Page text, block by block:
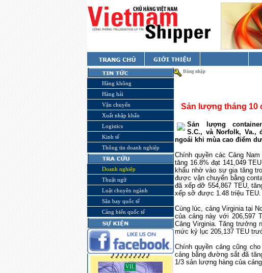
Hàng không
Hàng hải
Vận chuyển
Xuất nhập khẩu
Logistics
Kinh tế
Thông tin doanh nghiệp
Doanh nghiệp
Thuật ngữ
Luật chuyên ngành
Sân bay quốc tế
Cảng biển quốc tế
Đăng nhập
Sản lượng tháng 10
Sản lượng
S.C., và Norfolk,
ngoái khi mùa cao điểm
Chính quyền các Cảng
tăng 16.8% đạt 141,049
khẩu nhờ vào sự gia tăng
được vận chuyển bằng
đã xếp dỡ 554,867 TEU,
xếp sỡ được 1.48 triệu TEU.
Cùng lúc, cảng Virginiatại
của cảng này với 206,597
Cảng Virginia. Tăng trưởng
mức kỷ lục 205,137 TEU
Chính quyền cảng cũng
cảng bằng đường sắt đã
1/3 sản lượng hàng của